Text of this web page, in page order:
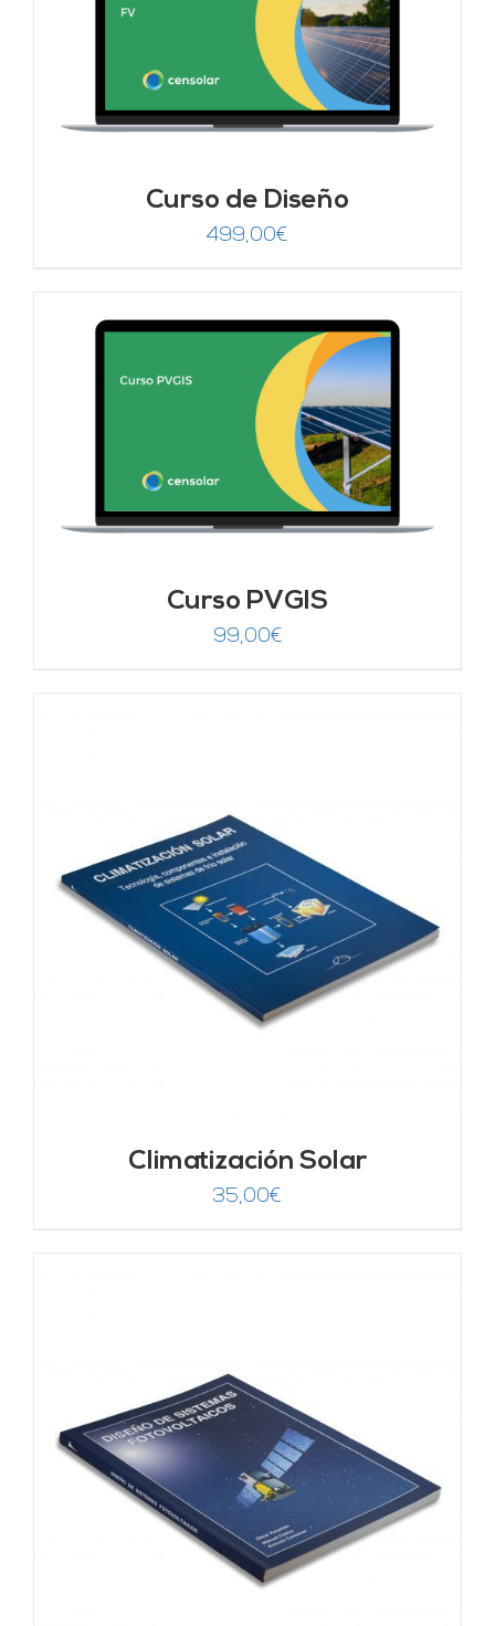
Curso de Diseño
499,00€
Curso PVGIS
99,00€
Climatización Solar
35,00€